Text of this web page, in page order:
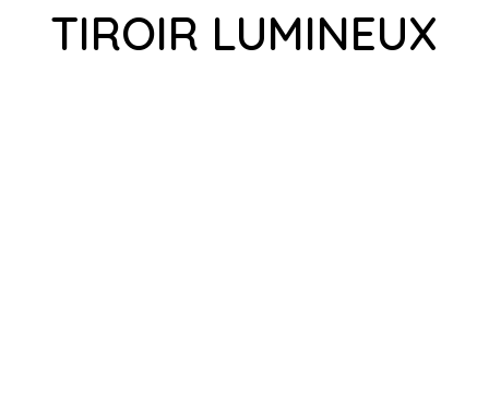
TIROIR LUMINEUX